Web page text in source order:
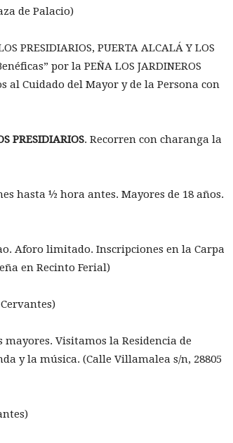
de Palacio)
PRESIDIARIOS, PUERTA ALCALÁ Y LOS
por la PEÑA LOS JARDINEROS
al Cuidado del Mayor y de la Persona con
PRESIDIARIOS. Recorren con charanga la
hasta ½ hora antes. Mayores de 18 años.
Aforo limitado. Inscripciones en la Carpa
en Recinto Ferial)
Visitamos la Residencia de
y la música. (Calle Villamalea s/n, 28805